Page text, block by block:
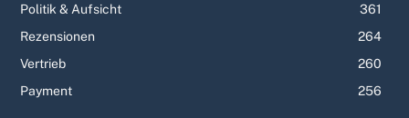
Politik & Aufsicht
361
Rezensionen
264
Vertrieb
260
Payment
256